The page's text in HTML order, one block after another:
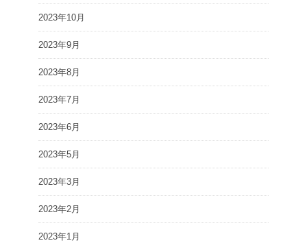
2023年10月
2023年9月
2023年8月
2023年7月
2023年6月
2023年5月
2023年3月
2023年2月
2023年1月